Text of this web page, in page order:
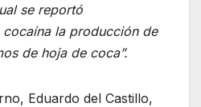
se reportó
la producción de
de hoja de coca”.
Eduardo del Castillo,